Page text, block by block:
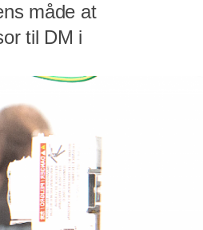
måde at
til DM i